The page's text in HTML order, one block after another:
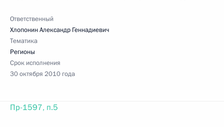
Ответственный
Хлопонин Александр Геннадиевич
Тематика
Регионы
Срок исполнения
30 октября 2010 года
Пр-1597, п.5